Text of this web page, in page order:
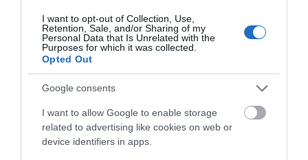
I want to opt-out of Collection, Use,
Retention, Sale, and/or Sharing of my
Personal Data that Is Unrelated with the
Purposes for which it was collected.
Opted Out
Google consents
I want to allow Google to enable storage
related to advertising like cookies on web or
device identifiers in apps.
γνώμη που έχουμε για τον εαυτό μας.
Αν λοιπόν μας βλέπουν σκουπίδια, αυτό
σημαίνει ότι σκουπίδια είναι οι ίδιοι. Ας το
κοιτάξουν λίγο το πρόβλημά τους ……
ΑΠΆΝΤΗΣΗ